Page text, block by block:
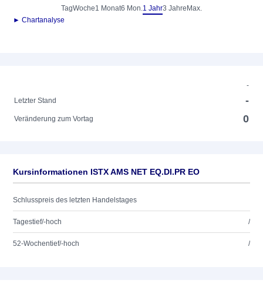
TagWoche1 Monat6 Mon.1 Jahr3 Jahre Max.
► Chartanalyse
-
Letzter Stand
-
Veränderung zum Vortag 0
Kursinformationen ISTX AMS NET EQ.DI.PR EO
Schlusspreis des letzten Handelstages
Tagestief/-hoch /
52-Wochentief/-hoch /